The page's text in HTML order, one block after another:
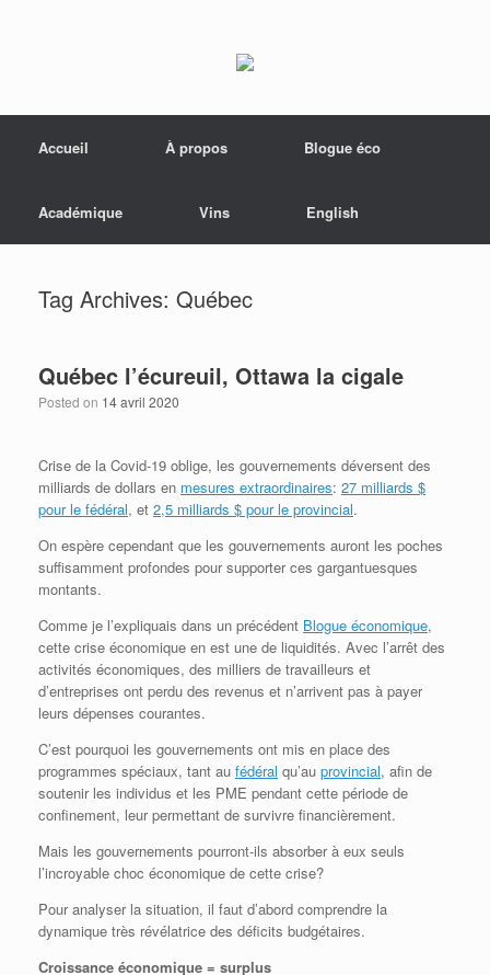
Accueil
À propos Blogue éco
Académique Vins English
Tag Archives: Québec
Québec l’écureuil, Ottawa la cigale
Posted on 14 avril 2020
Crise de la Covid-19 oblige, les gouvernements déversent des
milliards de dollars en mesures extraordinaires: 27 milliards $
pour le fédéral, et 2,5 milliards $ pour le provincial.
On espère cependant que les gouvernements auront les poches
suffisamment profondes pour supporter ces gargantuesques
montants.
Comme je l’expliquais dans un précédent Blogue économique,
cette crise économique en est une de liquidités. Avec l’arrêt des
activités économiques, des milliers de travailleurs et
d’entreprises ont perdu des revenus et n’arrivent pas à payer
leurs dépenses courantes.
C’est pourquoi les gouvernements ont mis en place des
programmes spéciaux, tant au fédéral qu’au provincial, afin de
soutenir les individus et les PME pendant cette période de
confinement, leur permettant de survivre financièrement.
Mais les gouvernements pourront-ils absorber à eux seuls
l’incroyable choc économique de cette crise?
Pour analyser la situation, il faut d’abord comprendre la
dynamique très révélatrice des déficits budgétaires.
Croissance économique = surplus